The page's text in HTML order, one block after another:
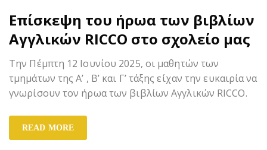
Επίσκεψη του ήρωα των βιβλίων
Αγγλικών RICCO στο σχολείο μας
Την Πέμπτη 12 Ιουνίου 2025, οι μαθητών των
τμημάτων της Α’ , Β’ και Γ’ τάξης είχαν την ευκαιρία να
γνωρίσουν τον ήρωα των βιβλίων Αγγλικών RICCO.
READ MORE